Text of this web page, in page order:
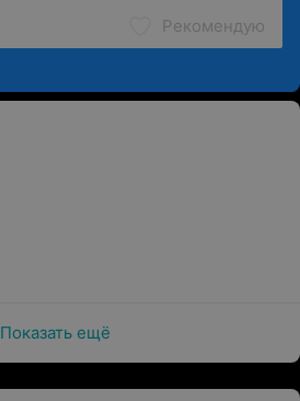
Рекомендую
Показать ещё